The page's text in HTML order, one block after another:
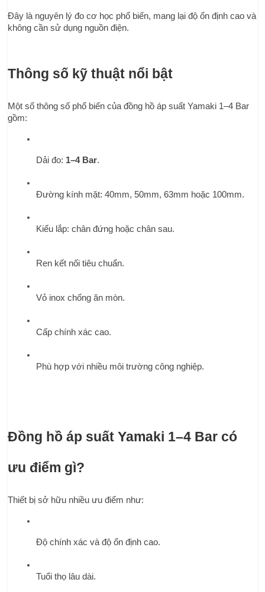
Đây là nguyên lý đo cơ học phổ biến, mang lại độ ổn định cao và
không cần sử dụng nguồn điện.
Thông số kỹ thuật nổi bật
Một số thông số phổ biến của đồng hồ áp suất Yamaki 1–4 Bar
gồm:
Dải đo: 1–4 Bar.
Đường kính mặt: 40mm, 50mm, 63mm hoặc 100mm.
Kiểu lắp: chân đứng hoặc chân sau.
Ren kết nối tiêu chuẩn.
Vỏ inox chống ăn mòn.
Cấp chính xác cao.
Phù hợp với nhiều môi trường công nghiệp.
Đồng hồ áp suất Yamaki 1–4 Bar có
ưu điểm gì?
Thiết bị sở hữu nhiều ưu điểm như:
Độ chính xác và độ ổn định cao.
Tuổi thọ lâu dài.